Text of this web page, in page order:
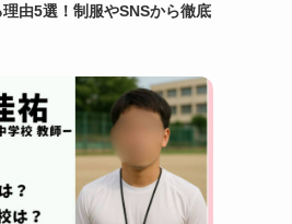
由5選！制服やSNSから徹底